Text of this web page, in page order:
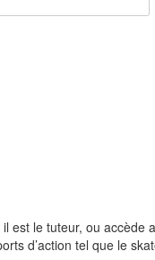
est le tuteur, ou accède
d’action tel que le